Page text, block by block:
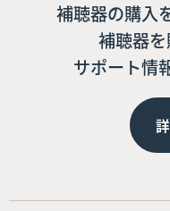
補聴器の購入
補聴器を
サポート情